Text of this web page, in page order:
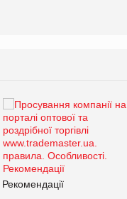
Рекомендації